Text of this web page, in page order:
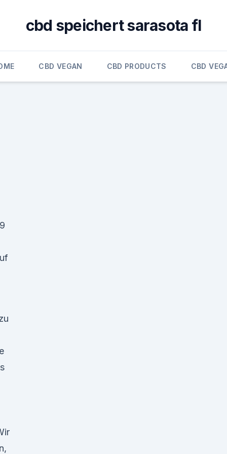
cbd speichert sarasota fl
CBD VEGAN CBD PRODUCTS CBD